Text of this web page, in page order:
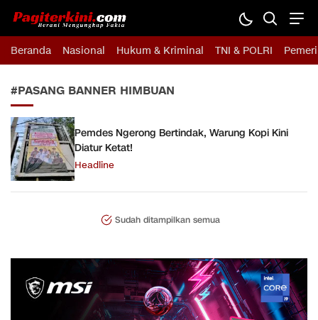
Pagiterkini.com
Berani Mengungkap Fakta
Beranda Nasional Hukum & Kriminal TNI & POLRI
#PASANG BANNER HIMBUAN
Pemdes Ngerong Bertindak, Warung Kopi Kini
Diatur Ketat!
Headline
Sudah ditampilkan semua